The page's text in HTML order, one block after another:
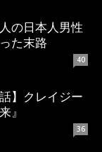
の日本人男性
た末路
40
】クレイジー
』
36